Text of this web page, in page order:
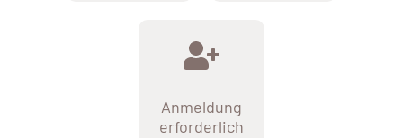
Anmeldung
erforderlich